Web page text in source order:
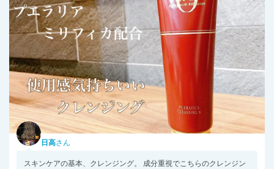
日高さん
スキンケアの基本、クレンジング。 成分重視でこちらのクレンジン